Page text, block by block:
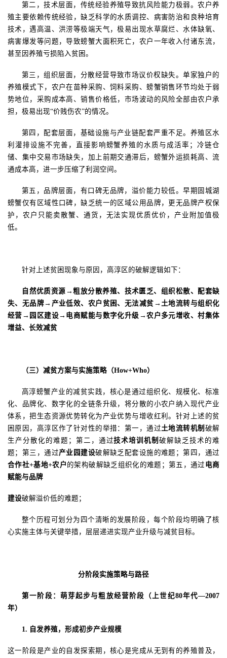
第二，技术层面，传统经验养殖导致抗风险能力极弱。农户养
殖主要依赖传统经验，缺乏科学的水质调控、病害防治和良种培育
技术，遇高温、洪涝等极端天气，极易出现水草腐烂、水体缺氧、
病害爆发等问题，导致螃蟹大面积死亡，农户一年收入付诸东流，
甚至因养殖亏损陷入贫困。
第三，组织层面，分散经营导致市场议价权缺失。单家独户的
养殖模式下，农户在苗种采购、饲料采购、螃蟹销售环节均处于弱
势地位，采购成本高、销售价格低，市场波动的风险全部由农户承
担，极易出现“价贱伤农”的情况。
第四，配套层面，基础设施与产业链配套严重不足。养殖区水
利灌排设施不完善，直接影响螃蟹养殖的水质与成活率；冷链仓
储、集中交易市场缺失，加上前期交通滞后，螃蟹外运损耗高、流
通成本高，进一步压缩了利润空间。
第五，品牌层面，有口碑无品牌，溢价能力较低。早期固城湖
螃蟹仅有区域性口碑，缺乏统一的区域公用品牌，更无品牌产权保
护，农户只能卖散蟹、通货，无法实现优质优价，产业附加值极
低。
针对上述贫困现象与原因，高淳区的破解逻辑如下：
自然优质资源 →粗放分散养殖、技术匮乏、组织松散、配套缺
失、无品牌→产业低效、农户贫困、无法减贫→土地流转与组织化
经营→园区建设→电商赋能与数字化升级→农户多元增收、村集体
增益、长效减贫
（三）减贫方案与实施策略（How+Who）
高淳螃蟹产业的减贫实践，核心是通过组织化、规模化、标准
化、品牌化、数字化的全链条升级，将分散的小农户纳入现代产业
体系，把生态资源优势转化为产业优势与增收红利。 针对上述的贫
困原因，高淳区作了针对性的举措：第一，通过土地流转机制 破解
生产分散化的难题；第二，通过技术培训机制破解缺乏技术的难
题；第三，通过产业园建设破解缺乏配套设施的难题；第四，通过
合作社+基地+农户 的架构破解缺乏组织化的难题；第五，通过 电商
赋能与品牌
建设破解溢价低的难题；
整个历程可划分为四个清晰的发展阶段，每个阶段均明确了核
心实施主体与关键举措，层层递进实现产业升级与减贫目标。
分阶段实施策略与路径
第一阶段： 萌芽起步与粗放经营阶段 （上世纪80年代—2007
年）
1. 自发养殖，形成初步产业规模
这一阶段是产业的自发探索期，核心是完成从无到有的养殖普及，